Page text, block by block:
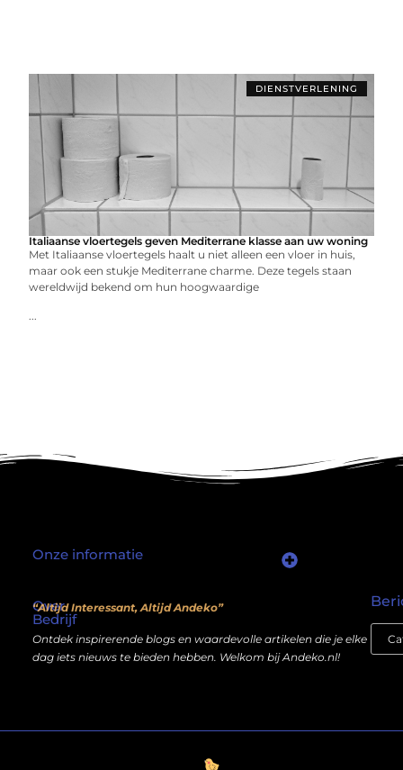
DIENSTVERLENING
Italiaanse vloertegels geven Mediterrane klasse aan uw woning
Met Italiaanse vloertegels haalt u niet alleen een vloer in huis,
maar ook een stukje Mediterrane charme. Deze tegels staan
wereldwijd bekend om hun hoogwaardige
...
Over
Bedrijf
“Altijd Interessant, Altijd Andeko”
Ontdek inspirerende blogs en waardevolle artikelen die je elke
dag iets nieuws te bieden hebben. Welkom bij Andeko.nl!
Onze informatie